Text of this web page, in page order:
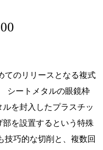
てのリリースとなる複式
シートメタルの眼鏡枠
を封入したプラスチッ
を設置するという特殊
技巧的な切削と、複数回